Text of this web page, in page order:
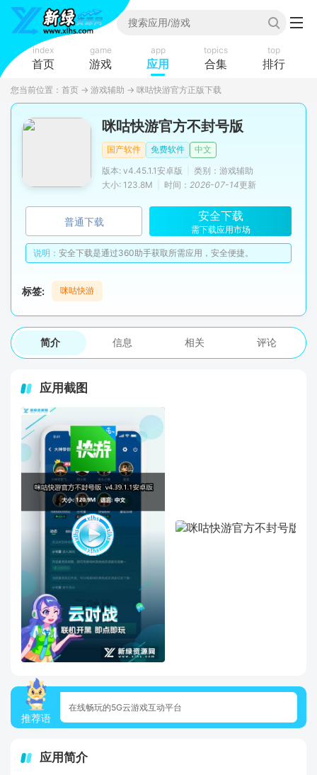
index
首页
game
游戏
app
应用
topics
合集
top
排行
您当前位置： 首页 → 游戏辅助 → 咪咕快游官方正版下载
咪咕快游官方不封号版
国产软件 免费软件
中文
版本: v4.45.1.1安卓版
类别：游戏辅助
大小: 123.8M
时间： 2026-07-14更新
普通下载 安全下载
需下载应用市场
说明： 安全下载是通过360助手获取所需应用，安全便捷。
标签: 咪咕快游
简介 信息 相关 评论
应用截图
推荐语
在线畅玩的5G云游戏互动平台
应用简介